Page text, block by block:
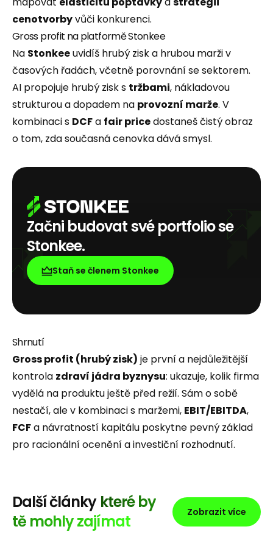
cenotvorbyvůči konkurenci.
Gross profit na platformě Stonkee
Na Stonkeeuvidíš hrubý zisk a hrubou marži v
časových řadách, včetně porovnání se sektorem.
AI propojuje hrubý zisk s tržbami, nákladovou
strukturou a dopadem na provozní marže. V
kombinaci s DCFa fair pricedostaneš čistý obraz
o tom, zda současná cenovka dává smysl.
Začni budovat své portfolio se
Stonkee.
Staň se členem Stonkee
Shrnutí
Gross profit (hrubý zisk) je první a nejdůležitější
kontrola zdraví jádra byznysu: ukazuje, kolik firma
vydělá na produktu ještě před režií. Sám o sobě
nestačí, ale v kombinaci s maržemi, EBIT/EBITDA,
FCFa návratností kapitálu poskytne pevný základ
pro racionální ocenění a investiční rozhodnutí.
Další články které by
tě mohly zajímat
Zobrazit více